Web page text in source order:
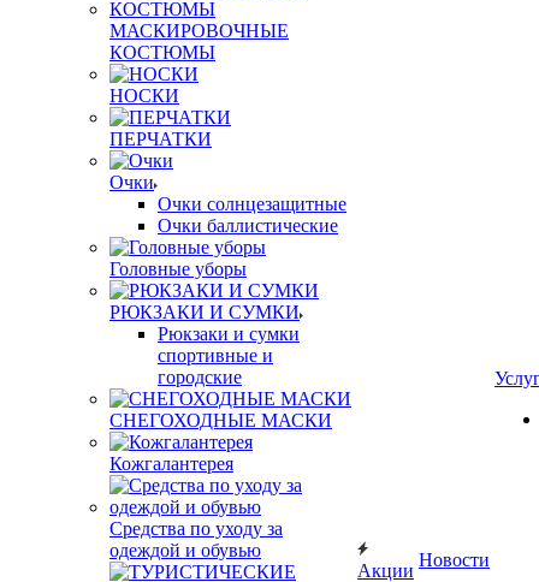
МАСКИРОВОЧНЫЕ
КОСТЮМЫ
НОСКИ
ПЕРЧАТКИ
Очки
Очки солнцезащитные
Очки баллистические
Головные уборы
РЮКЗАКИ И СУМКИ
Рюкзаки и сумки
спортивные и
городские
СНЕГОХОДНЫЕ МАСКИ
Кожгалантерея
Средства по уходу за
одеждой и обувью
Акции
Новости